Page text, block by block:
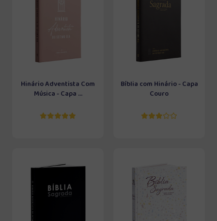
Hinário Adventista Com
Música - Capa ...
Bíblia com Hinário - Capa
Couro